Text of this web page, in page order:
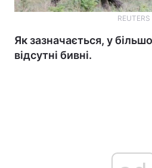
REUTERS
Як зазначається, у
відсутні бивні.